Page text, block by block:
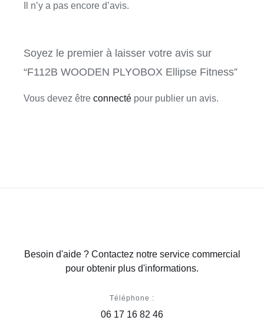
Il n’y a pas encore d’avis.
Soyez le premier à laisser votre avis sur
“F112B WOODEN PLYOBOX Ellipse Fitness”
Vous devez être connectépour publier un avis.
Besoin d'aide ? Contactez notre service commercial
pour obtenir plus d'informations.
Téléphone :
06 17 16 82 46